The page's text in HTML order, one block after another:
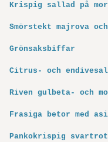
Krispig sallad på
Smörstekt majrova
Grönsaksbiffar
Citrus- och
Riven gulbeta- och
Frasiga betor med
Pankokrispig